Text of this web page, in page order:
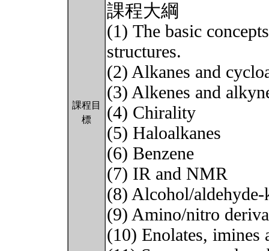
課程目
標
課程大綱
(1) The basic
structures.
(2) Alkanes and
(3) Alkenes and
(4) Chirality
(5) Haloalkanes
(6) Benzene
(7) IR and NMR
(8) Alcohol/
(9) Amino/nitro
(10) Enolates, imines